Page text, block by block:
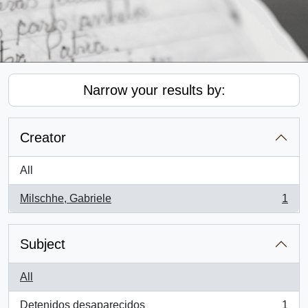
Narrow your results by:
Creator
All
Milschhe, Gabriele
, 1 results
1
Subject
All
Detenidos desaparecidos 1